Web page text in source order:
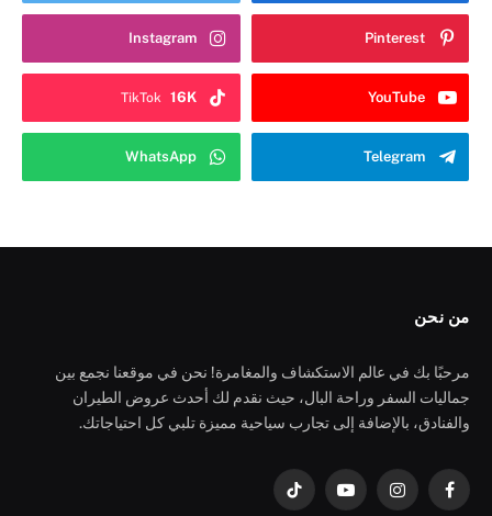
Pinterest
Instagram
YouTube
TikTok 16K
Telegram
WhatsApp
من نحن
مرحبًا بك في عالم الاستكشاف والمغامرة! نحن في موقعنا نجمع بين
جماليات السفر وراحة البال، حيث نقدم لك أحدث عروض الطيران
والفنادق، بالإضافة إلى تجارب سياحية مميزة تلبي كل احتياجاتك.
فيسبوكالانستغراميوتيوب تيكتوك